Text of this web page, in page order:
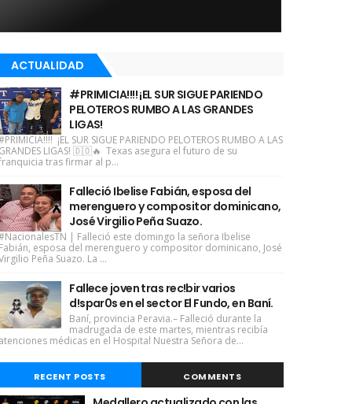
ACTUALIDAD
#PRIMICIA!!!! ¡EL SUR SIGUE PARIENDO
PELOTEROS RUMBO A LAS GRANDES
LIGAS!
¡EL SUR SIGUE PARIENDO PELOTEROS RUMBO A LAS
LIGAS! 🇩🇴🔥 Texas asegura el futuro de su
tras firmar al p...
Falleció Ibelise Fabián, esposa del
merenguero y compositor dominicano,
José Virgilio Peña Suazo.
| Falleció este domingo la señora Ibelise
esposa del merenguero y compositor dominicano, José
Peña Suazo. La ...
Fallece joven tras rec!bir varios
d!spar0s en el sector El Fundo, en Baní.
Baní, provincia Peravia.– Falleció durante la
madrugada de este martes, mientras recibía
médicas en el Hospital Nuestra Señora de...
RECENT POSTS COMMENTS